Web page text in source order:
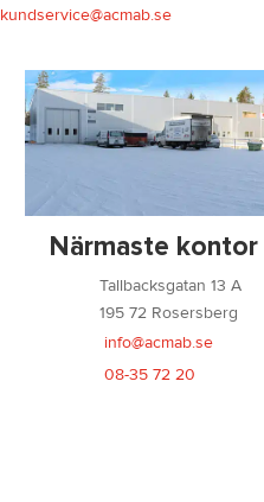
kundservice@acmab.se
Närmaste kontor
Tallbacksgatan 13 A
195 72 Rosersberg
info@acmab.se
08-35 72 20